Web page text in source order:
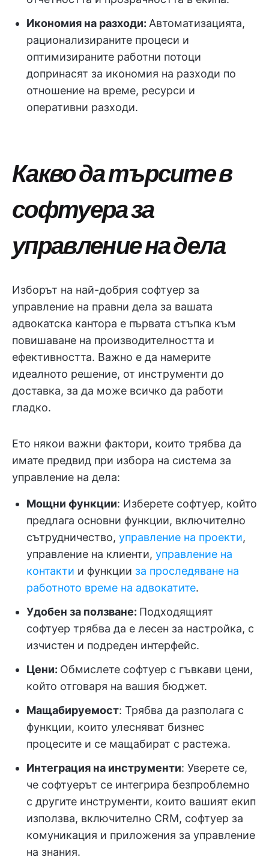
Икономия на разходи: Автоматизацията,
рационализираните процеси и
оптимизираните работни потоци
допринасят за икономия на разходи по
отношение на време, ресурси и
оперативни разходи.
Какво да търсите в
софтуера за
управление на дела
Изборът на най-добрия софтуер за
управление на правни дела за вашата
адвокатска кантора е първата стъпка към
повишаване на производителността и
ефективността. Важно е да намерите
идеалното решение, от инструменти до
доставка, за да може всичко да работи
гладко.
Ето някои важни фактори, които трябва да
имате предвид при избора на система за
управление на дела:
Мощни функции: Изберете софтуер, който
предлага основни функции, включително
сътрудничество, управление на проекти,
управление на клиенти, управление на
контакти и функции за проследяване на
работното време на адвокатите.
Удобен за ползване: Подходящият
софтуер трябва да е лесен за настройка, с
изчистен и подреден интерфейс.
Цени: Обмислете софтуер с гъвкави цени,
който отговаря на вашия бюджет.
Мащабируемост: Трябва да разполага с
функции, които улесняват бизнес
процесите и се мащабират с растежа.
Интеграция на инструменти: Уверете се,
че софтуерът се интегрира безпроблемно
с другите инструменти, които вашият екип
използва, включително CRM, софтуер за
комуникация и приложения за управление
на знания.